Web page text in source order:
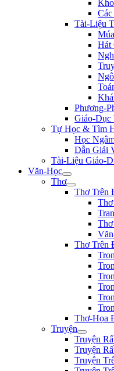
Tài-Liệu
Hát
Phương-
Giáo-Dục
Tự Học & Tìm
Học
Dẫn Giải
Tài-Liệu Giáo-
Văn-Học
Thơ
Thơ Trên
Thơ
Thơ Trên
Thơ-Họa
Truyện
Truyện
Truyện
Truyện